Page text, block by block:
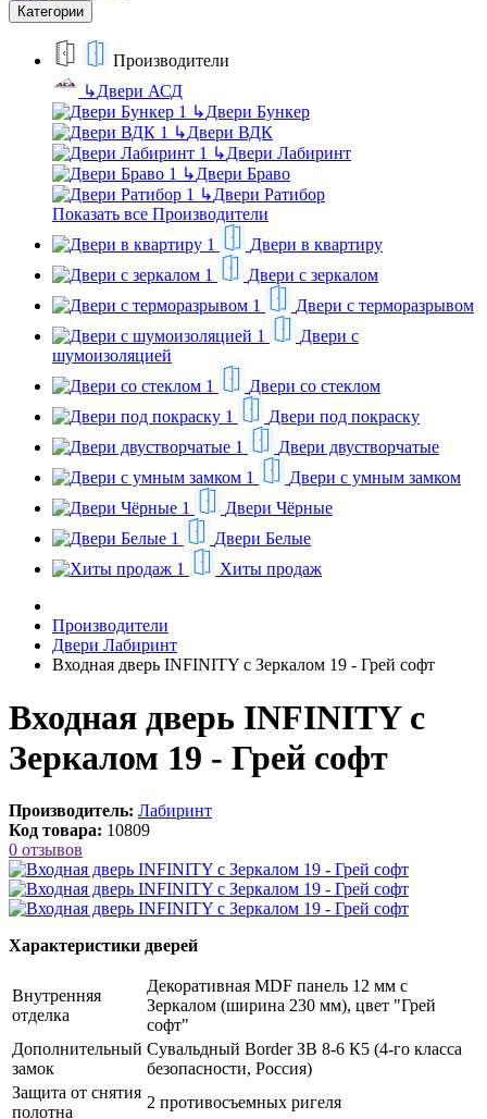
Категории
Производители
↳Двери АСД
↳Двери Бункер
↳Двери ВДК
↳Двери Лабиринт
↳Двери Браво
↳Двери Ратибор
Показать все Производители
Двери в квартиру
Двери с зеркалом
Двери с терморазрывом
Двери с
шумоизоляцией
Двери со стеклом
Двери под покраску
Двери двустворчатые
Двери с умным замком
Двери Чёрные
Двери Белые
Хиты продаж
Производители
Двери Лабиринт
Входная дверь INFINITY с Зеркалом 19 - Грей софт
Входная дверь INFINITY с
Зеркалом 19 - Грей софт
Производитель: Лабиринт
Код товара: 10809
0 отзывов
Характеристики дверей
Внутренняя
отделка
Декоративная MDF панель 12 мм с
Зеркалом (ширина 230 мм), цвет "Грей
софт"
Дополнительный
замок
Сувальдный Border ЗВ 8-6 К5 (4-го класса
безопасности, Россия)
Защита от снятия
полотна
2 противосъемных ригеля